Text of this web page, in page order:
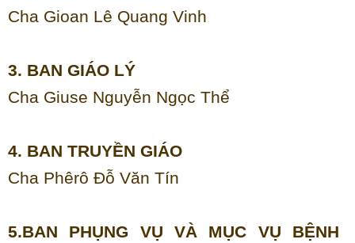
Cha Gioan Lê Quang Vinh
3. BAN GIÁO LÝ
Cha Giuse Nguyễn Ngọc Thể
4. BAN TRUYỀN GIÁO
Cha Phêrô Đỗ Văn Tín
5.BAN PHỤNG VỤ VÀ MỤC VỤ BỆNH